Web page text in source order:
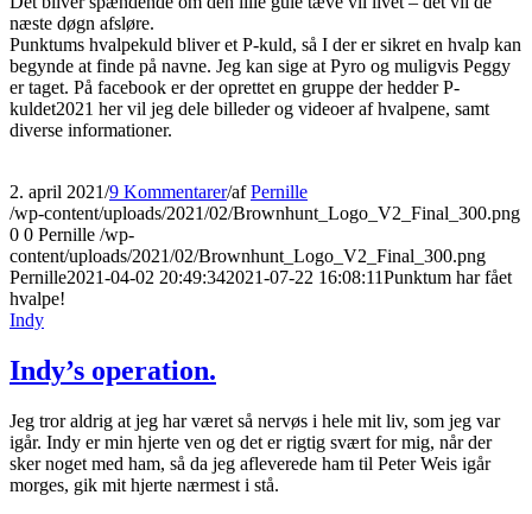
næste døgn afsløre.
Punktums hvalpekuld bliver et P-kuld, så I der er sikret en hvalp kan
begynde at finde på navne. Jeg kan sige at Pyro og muligvis Peggy
er taget. På facebook er der oprettet en gruppe der hedder P-
kuldet2021 her vil jeg dele billeder og videoer af hvalpene, samt
diverse informationer.
2. april 2021/9 Kommentarer/afPernille
/wp-content/uploads/2021/02/Brownhunt_Logo_V2_Final_300.png
0 0 Pernille /wp-
content/uploads/2021/02/Brownhunt_Logo_V2_Final_300.png
Pernille2021-04-02 20:49:342021-07-22 16:08:11Punktum har fået
hvalpe!
Indy
Indy’s operation.
Jeg tror aldrig at jeg har været så nervøs i hele mit liv, som jeg var
igår. Indy er min hjerte ven og det er rigtig svært for mig, når der
sker noget med ham, så da jeg afleverede ham til Peter Weis igår
morges, gik mit hjerte nærmest i stå.